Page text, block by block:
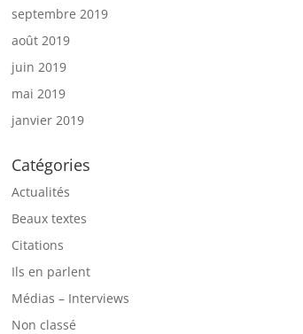
septembre 2019
août 2019
juin 2019
mai 2019
janvier 2019
Catégories
Actualités
Beaux textes
Citations
Ils en parlent
Médias – Interviews
Non classé